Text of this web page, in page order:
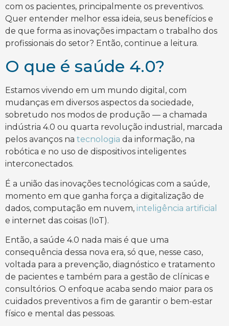
com os pacientes, principalmente os preventivos.
Quer entender melhor essa ideia, seus benefícios e
de que forma as inovações impactam o trabalho dos
profissionais do setor? Então, continue a leitura.
O que é saúde 4.0?
Estamos vivendo em um mundo digital, com
mudanças em diversos aspectos da sociedade,
sobretudo nos modos de produção — a chamada
indústria 4.0 ou quarta revolução industrial, marcada
pelos avanços na tecnologia da informação, na
robótica e no uso de dispositivos inteligentes
interconectados.
É a união das inovações tecnológicas com a saúde,
momento em que ganha força a digitalização de
dados, computação em nuvem, inteligência artificial
e internet das coisas (IoT).
Então, a saúde 4.0 nada mais é que uma
consequência dessa nova era, só que, nesse caso,
voltada para a prevenção, diagnóstico e tratamento
de pacientes e também para a gestão de clínicas e
consultórios. O enfoque acaba sendo maior para os
cuidados preventivos a fim de garantir o bem-estar
físico e mental das pessoas.